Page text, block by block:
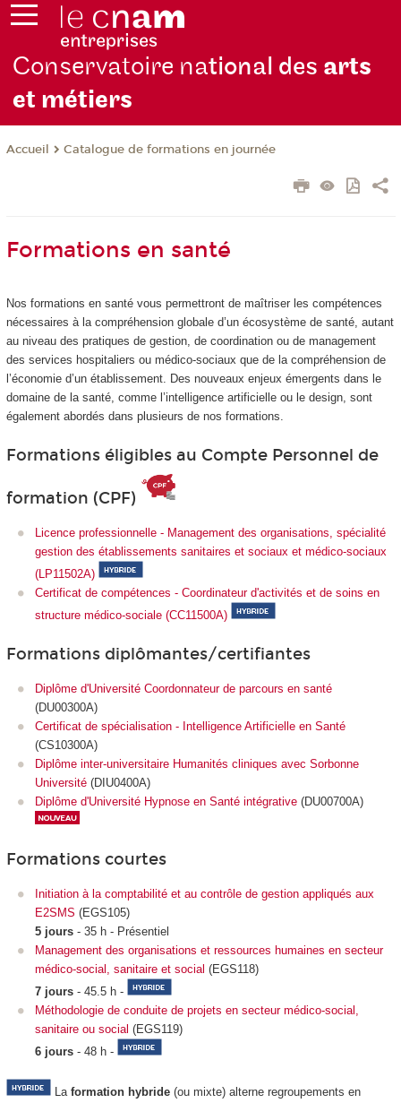
Conservatoire national des arts
et métiers
Accueil Catalogue de formations en journée
Formations en santé
Nos formations en santé vous permettront de maîtriser les compétences
nécessaires à la compréhension globale d’un écosystème de santé, autant
au niveau des pratiques de gestion, de coordination ou de management
des services hospitaliers ou médico-sociaux que de la compréhension de
l’économie d’un établissement. Des nouveaux enjeux émergents dans le
domaine de la santé, comme l’intelligence artificielle ou le design, sont
également abordés dans plusieurs de nos formations.
Formations éligibles au Compte Personnel de
formation (CPF)
Licence professionnelle - Management des organisations, spécialité
gestion des établissements sanitaires et sociaux et médico-sociaux
(LP11502A)
Certificat de compétences - Coordinateur d'activités et de soins en
structure médico-sociale (CC11500A)
Formations diplômantes/certifiantes
Diplôme d'Université Coordonnateur de parcours en santé
(DU00300A)
Certificat de spécialisation - Intelligence Artificielle en Santé
(CS10300A)
Diplôme inter-universitaire Humanités cliniques avec Sorbonne
Université (DIU0400A)
Diplôme d'Université Hypnose en Santé intégrative (DU00700A)
Formations courtes
Initiation à la comptabilité et au contrôle de gestion appliqués aux
E2SMS (EGS105)
5 jours - 35 h - Présentiel
Management des organisations et ressources humaines en secteur
médico-social, sanitaire et social (EGS118)
7 jours - 45.5 h -
Méthodologie de conduite de projets en secteur médico-social,
sanitaire ou social (EGS119)
6 jours - 48 h -
La formation hybride(ou mixte) alterne regroupements en